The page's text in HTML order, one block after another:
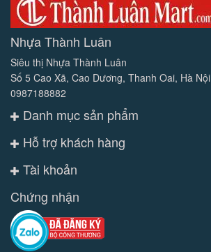
Nhựa Thành Luân
Siêu thị Nhựa Thành Luân
Số 5 Cao Xã, Cao Dương, Thanh Oai, Hà Nội
0987188882
Danh mục sản phẩm
Hỗ trợ khách hàng
Tài khoản
Chứng nhận